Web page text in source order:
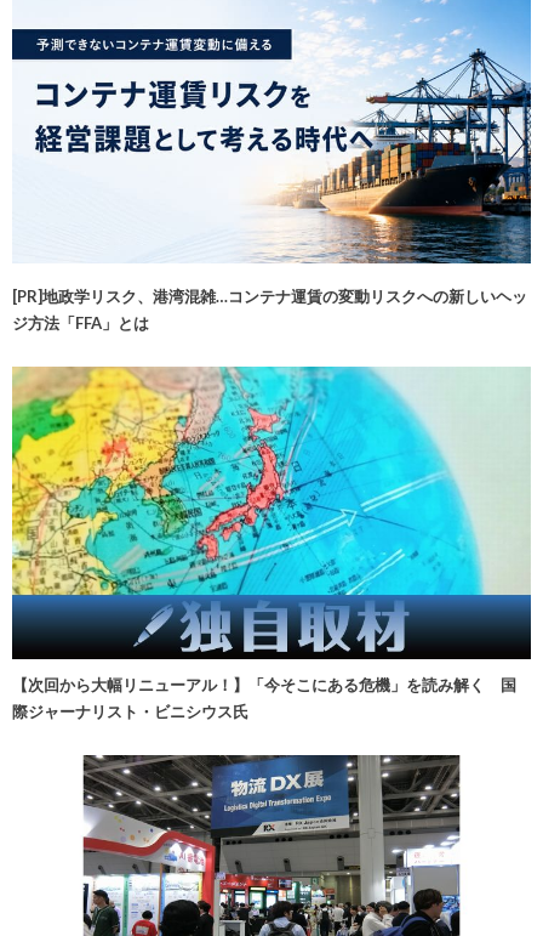
[PR]地政学リスク、港湾混雑…コンテナ運賃の変動リスクへの新しいヘッ
ジ方法「FFA」とは
【次回から大幅リニューアル！】「今そこにある危機」を読み解く 国
際ジャーナリスト・ビニシウス氏